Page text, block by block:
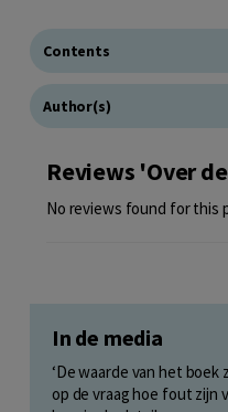
Contents
Author(s)
Reviews 'Over
No reviews found for this
In de media
‘De waarde van het
op de vraag hoe fout zijn